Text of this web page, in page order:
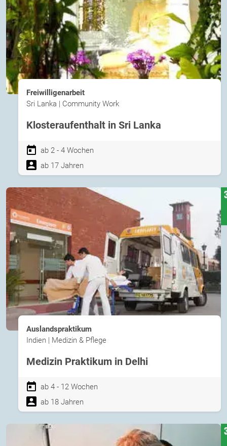
Freiwilligenarbeit
Sri Lanka | Community Work
Klosteraufenthalt in Sri Lanka
ab 2 - 4 Wochen
ab 17 Jahren
Auslandspraktikum
Indien | Medizin & Pflege
Medizin Praktikum in Delhi
ab 4 - 12 Wochen
ab 18 Jahren